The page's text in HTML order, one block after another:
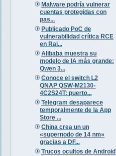
Malware podría vulnerar
cuentas protegidas con
pas...
Publicado PoC de
vulnerabilidad crítica RCE
en Rai...
Alibaba muestra su
modelo de IA más grande:
Qwen 3...
Conoce el switch L2
QNAP QSW-M2130-
4C2S24T: puerto...
Telegram desaparece
temporalmente de la App
Store ...
China crea un un
«supernodo de 14 nm»
gracias a DF...
Trucos ocultos de Android